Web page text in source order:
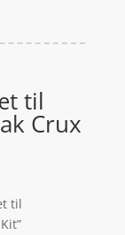
til
Crux
til